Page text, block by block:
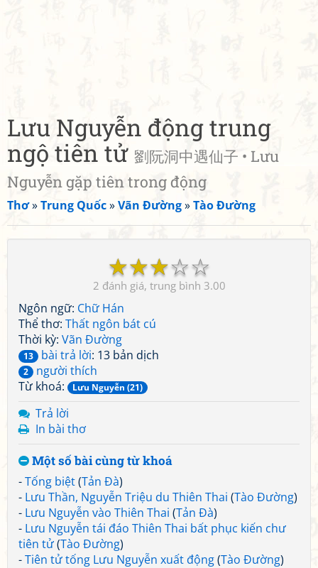
Lưu Nguyễn động trung
ngộ tiên tử 劉阮洞中遇仙子 • Lưu
Nguyễn gặp tiên trong động
Thơ»Trung Quốc»Vãn Đường»Tào Đường
☆
☆
☆
☆
☆
2 3.00
Ngôn ngữ: Chữ Hán
Thể thơ: Thất ngôn bát cú
Thời kỳ: Vãn Đường
13 bài trả lời: 13 bản dịch
2
người thích
Từ khoá:
Lưu Nguyễn (21)
Trả lời
In bài thơ
Một số bài cùng từ khoá
-Tống biệt(Tản Đà)
- Lưu Thần, Nguyễn Triệu du Thiên Thai (Tào Đường)
- Lưu Nguyễn vào Thiên Thai (Tản Đà)
- Lưu Nguyễn tái đáo Thiên Thai bất phục kiến chư
tiên tử(Tào Đường)
-Tiên tử tống Lưu Nguyễn xuất động(Tào Đường)